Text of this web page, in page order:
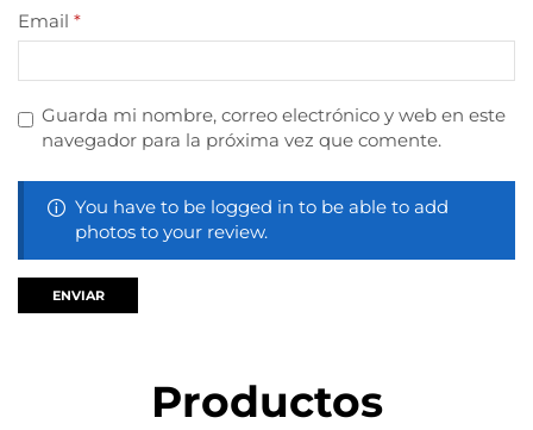
Email *
Guarda mi nombre, correo electrónico y web en este
navegador para la próxima vez que comente.
You have to be logged in to be able to add
photos to your review.
Productos